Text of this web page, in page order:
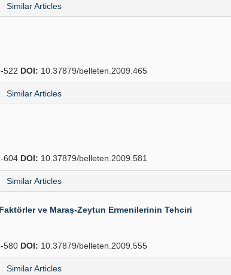
Similar Articles
522 DOI: 10.37879/belleten.2009.465
Similar Articles
604 DOI: 10.37879/belleten.2009.581
Similar Articles
ve Maraş-Zeytun Ermenilerinin Tehciri
580 DOI: 10.37879/belleten.2009.555
Similar Articles